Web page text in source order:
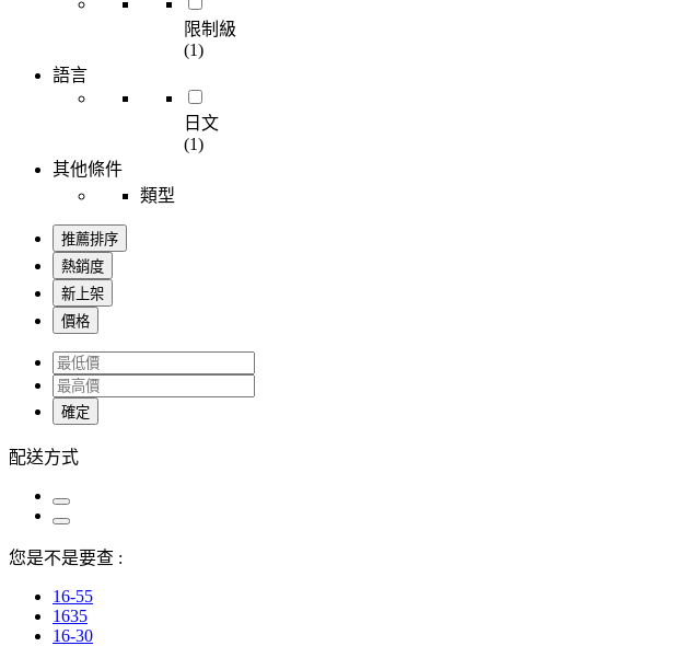
限制級
(1)
語言
日文
(1)
其他條件
類型
推薦排序
熱銷度
新上架
價格
確定
配送方式
您是不是要查 :
16-55
1635
16-30